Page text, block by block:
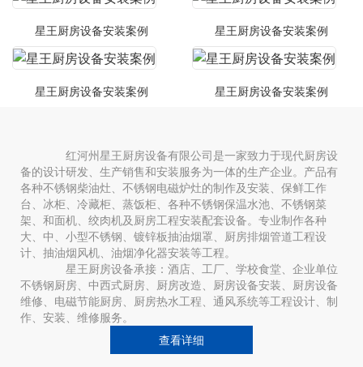
星王厨房设备安装案例 星王厨房设备安装案例
星王厨房设备安装案例 星王厨房设备安装案例
红河州星王厨房设备有限公司是一家致力于现代厨房设
备的设计研发、生产销售和安装服务为一体的生产企业。产品有
各种不锈钢柴油灶、不锈钢电磁炉灶的制作及安装、保鲜工作
台、冰柜、冷藏柜、蒸饭柜、各种不锈钢保温水池、不锈钢菜
架、和面机、绞肉机及厨房工程安装配套设备。专业制作各种
大、中、小型不锈钢、镀锌板抽油烟罩、厨房排烟管道工程设
计、抽油烟风机、油烟净化器安装等工程。
星王厨房设备承接：酒店、工厂、学校食堂、企业单位
不锈钢厨房、中西式厨房、厨房改造、厨房设备安装、厨房设备
维修、电磁节能厨房、厨房热水工程、通风系统等工程设计、制
作、安装、维修服务。
查看详细